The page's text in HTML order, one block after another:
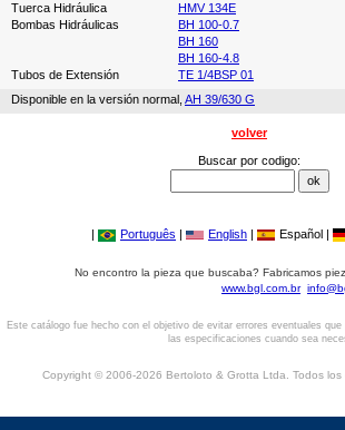
Tuerca Hidráulica
HMV 134E
Bombas Hidráulicas
BH 100-0.7
BH 160
BH 160-4.8
Tubos de Extensión
TE 1/4BSP 01
Disponible en la versión normal, AH 39/630 G
volver
Buscar por codigo:
| Português | English | Español |
No encontro la pieza que buscaba? Fabricamos
www.bgl.com.br
Este catálogo fue hecho con el objetivo de evitar errores eventuales
las especificaciones cuando sea
Copyright © 2006-2026 Bertoloto & Grotta Ltda. Todos los